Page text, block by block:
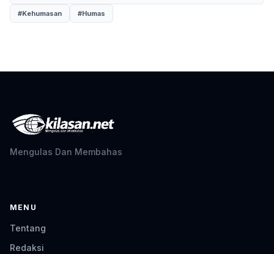
#Kehumasan #Humas
Mengulas Dan Membahas
MENU
Tentang
Redaksi